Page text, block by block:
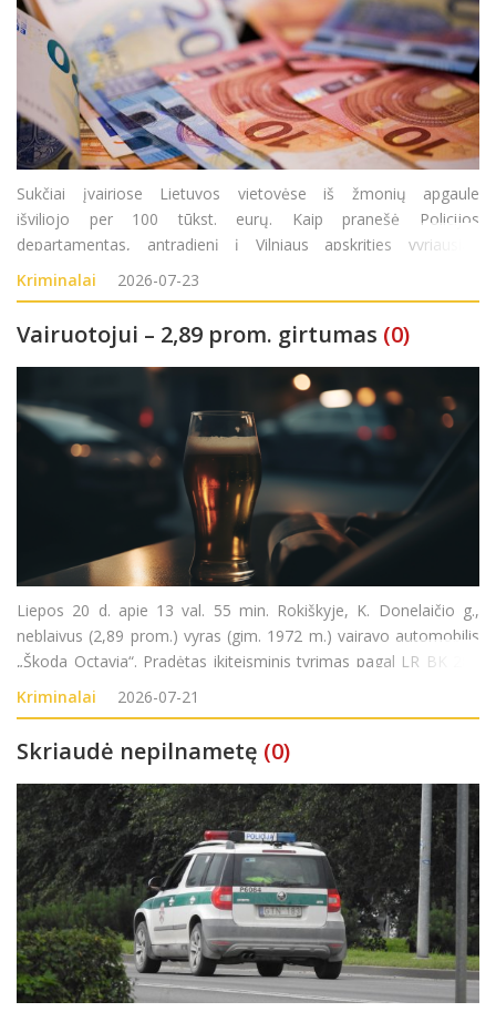
Sukčiai įvairiose Lietuvos vietovėse iš žmonių apgaule
išviliojo per 100 tūkst. eurų. Kaip pranešė Policijos
departamentas, antradienį į Vilniaus apskrities vyriausiąjį
policijos komisariatą (AVPK) kreipėsi 1950 metais gimusi
moteris. Ji pranešė, kad pirmadienį
Kriminalai 2026-07-23
Vairuotojui – 2,89 prom. girtumas (0)
Liepos 20 d. apie 13 val. 55 min. Rokiškyje, K. Donelaičio g.,
neblaivus (2,89 prom.) vyras (gim. 1972 m.) vairavo automobilis
„Škoda Octavia“. Pradėtas ikiteisminis tyrimas pagal LR BK 281
str. (Kelių transporto eismo saugumo ar transporto priemonių
eksploatavimo taisykli
Kriminalai 2026-07-21
Skriaudė nepilnametę (0)